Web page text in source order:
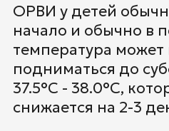
ОРВИ у детей
начало и обычно в
температура может
подниматься до
37.5°С - 38.0°С,
снижается на 2-3